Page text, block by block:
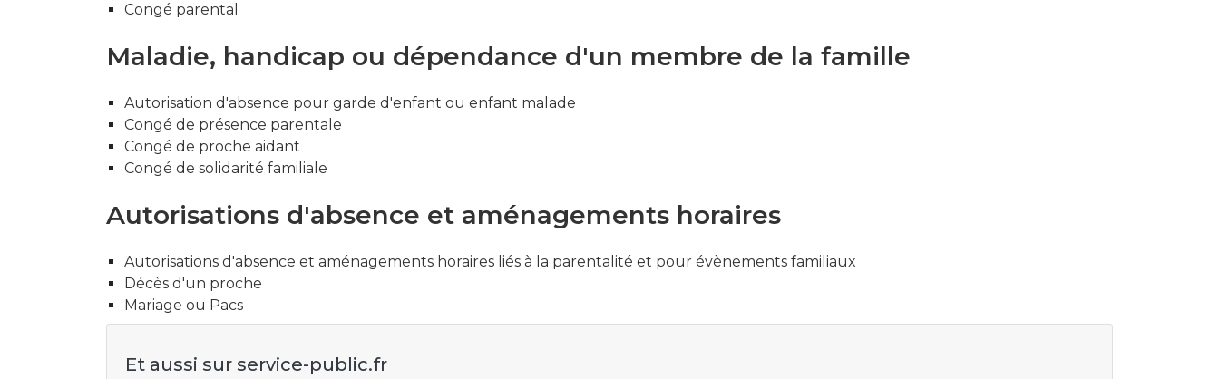
Congé parental
Maladie, handicap ou dépendance d'un membre de la famille
Autorisation d'absence pour garde d'enfant ou enfant malade
Congé de présence parentale
Congé de proche aidant
Congé de solidarité familiale
Autorisations d'absence et aménagements horaires
Autorisations d'absence et aménagements horaires liés à la parentalité et pour évènements familiaux
Décès d'un proche
Mariage ou Pacs
Et aussi sur service-public.fr